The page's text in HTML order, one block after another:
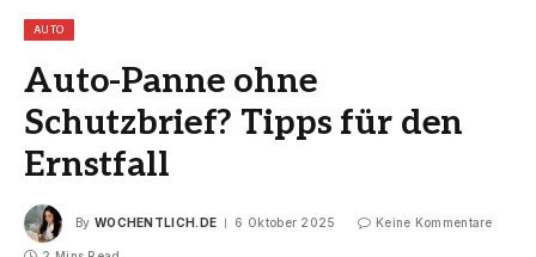
AUTO
Auto-Panne ohne
Schutzbrief? Tipps für den
Ernstfall
By WOCHENTLICH.DE 6 Oktober 2025 Keine Kommentare